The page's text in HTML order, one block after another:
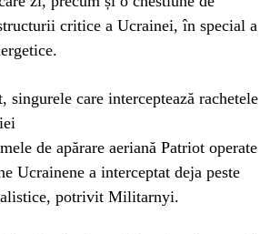
critice a Ucrainei, în special a
singurele care interceptează rachetele
de apărare aeriană Patriot operate
Ucrainene a interceptat deja peste
potrivit Militarnyi.